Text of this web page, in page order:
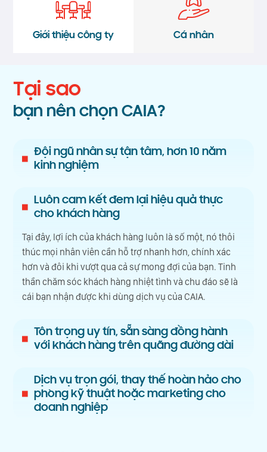
Giới thiệu công ty Cá nhân
Tại sao
bạn nên chọn CAIA?
Đội ngũ nhân sự tận tâm, hơn 10 năm
kinh nghiệm
Luôn cam kết đem lại hiệu quả thực
cho khách hàng
Tại đây, lợi ích của khách hàng luôn là số một, nó thôi
thúc mọi nhân viên cần hỗ trợ nhanh hơn, chính xác
hơn và đôi khi vượt qua cả sự mong đợi của bạn. Tinh
thần chăm sóc khách hàng nhiệt tình và chu đáo sẽ là
cái bạn nhận được khi dùng dịch vụ của CAIA.
Tôn trọng uy tín, sẵn sàng đồng hành
với khách hàng trên quãng đường dài
Dịch vụ trọn gói, thay thế hoàn hảo cho
phòng kỹ thuật hoặc marketing cho
doanh nghiệp